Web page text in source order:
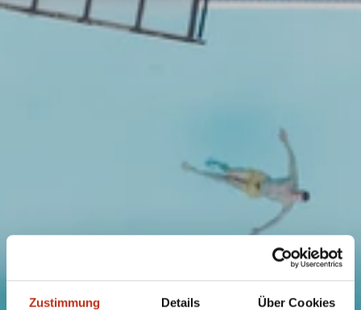
Zustimmung Details Über Cookies